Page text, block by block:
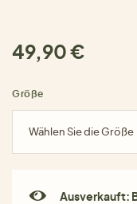
49,90 €
Größe
Wählen Sie die Größe
Ausverkauft: